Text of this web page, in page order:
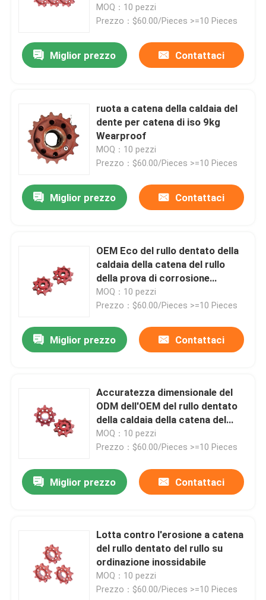
catena del rullo dentato della
caldaia
MOQ：10 pezzi
Prezzo：$60.00/Pieces >=10 Pieces
Miglior prezzo Contattaci
ruota a catena della caldaia del
dente per catena di iso 9kg
Wearproof
MOQ：10 pezzi
Prezzo：$60.00/Pieces >=10 Pieces
Miglior prezzo Contattaci
OEM Eco del rullo dentato della
caldaia della catena del rullo
della prova di corrosione
amichevole
MOQ：10 pezzi
Prezzo：$60.00/Pieces >=10 Pieces
Miglior prezzo Contattaci
Accuratezza dimensionale del
ODM dell'OEM del rullo dentato
della caldaia della catena del
rullo del ghisa alta
MOQ：10 pezzi
Prezzo：$60.00/Pieces >=10 Pieces
Miglior prezzo Contattaci
Lotta contro l'erosione a catena
del rullo dentato del rullo su
ordinazione inossidabile
MOQ：10 pezzi
Prezzo：$60.00/Pieces >=10 Pieces